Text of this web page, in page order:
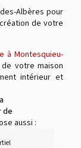
Albères pour
de votre
à Montesquieu-
votre maison
intérieur et
de
aussi :